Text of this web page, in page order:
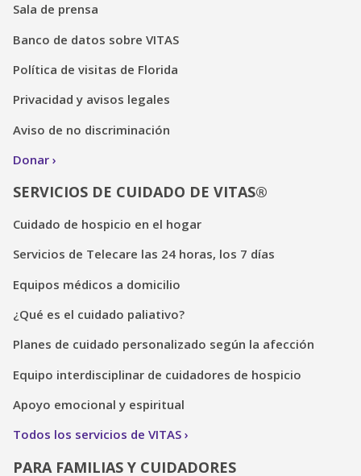
Sala de prensa
Banco de datos sobre VITAS
Política de visitas de Florida
Privacidad y avisos legales
Aviso de no discriminación
Donar
SERVICIOS DE CUIDADO DE VITAS®
Cuidado de hospicio en el hogar
Servicios de Telecare las 24 horas, los 7 días
Equipos médicos a domicilio
¿Qué es el cuidado paliativo?
Planes de cuidado personalizado según la afección
Equipo interdisciplinar de cuidadores de hospicio
Apoyo emocional y espiritual
Todos los servicios de VITAS
PARA FAMILIAS Y CUIDADORES